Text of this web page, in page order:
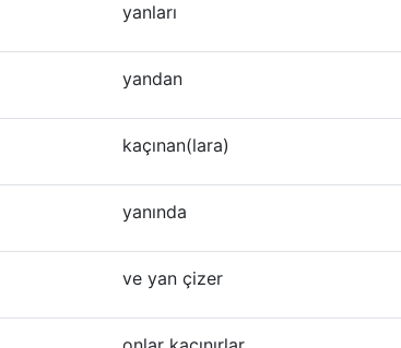
yanları
yandan
kaçınan(lara)
yanında
ve yan çizer